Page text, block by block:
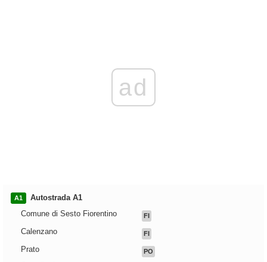
ad
A1
Autostrada A1
Comune di Sesto Fiorentino
FI
Calenzano FI
Prato PO